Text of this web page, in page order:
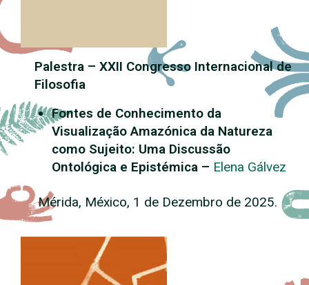
Palestra – XXII Congresso Internacional de
Filosofia
Fontes de Conhecimento da
Visualização Amazónica da Natureza
como Sujeito: Uma Discussão
Ontológica e Epistémica – Elena Gálvez
Mérida, México, 1 de Dezembro de 2025.